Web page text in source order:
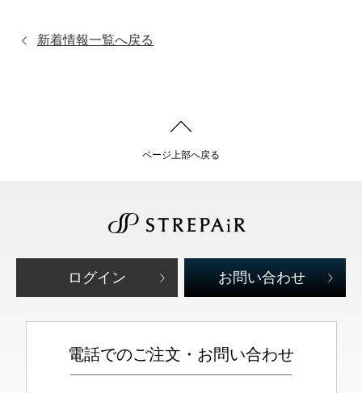
新着情報一覧へ戻る
ページ上部へ戻る
ログイン お問い合わせ
電話でのご注文・お問い合わせ